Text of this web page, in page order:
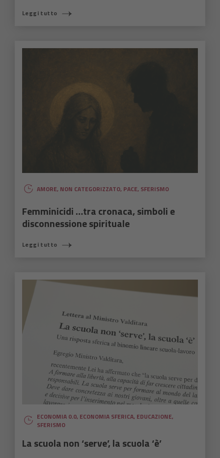
Leggi tutto
AMORE, NON CATEGORIZZATO, PACE, SFERISMO
Femminicidi …tra cronaca, simboli e
disconnessione spirituale
Leggi tutto
ECONOMIA 0.0, ECONOMIA SFERICA, EDUCAZIONE,
SFERISMO
La scuola non ‘serve’, la scuola ‘è’